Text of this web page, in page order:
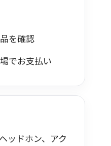
を確認
でお支払い
ッドホン、アク